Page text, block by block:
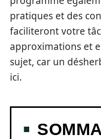
pratiques et des
faciliteront votre
approximations et
sujet, car un
ici.